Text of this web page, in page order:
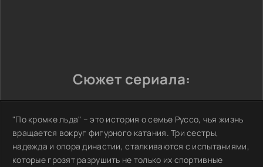
Сюжет сериала:
"По кромке льда" – это история о семье Руссо, чья жизнь
вращается вокруг фигурного катания. Три сестры,
надежда и опора династии, сталкиваются с испытаниями,
которые грозят разрушить не только их спортивные